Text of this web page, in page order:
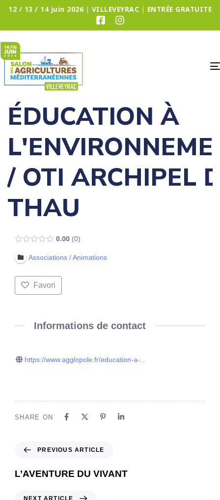
12 / 13 / 14 juin 2026 | VILLEVEYRAC | ENTRÉE GRATUITE
ÉDUCATION À
/ OTI ARCHIPEL
THAU
0.00 0
Associations / Animations
Favori
Informations de contact
https://www.agglopole.fr/education-a-...
SHARE ON
PREVIOUS ARTICLE
L’AVENTURE DU VIVANT
NEXT ARTICLE